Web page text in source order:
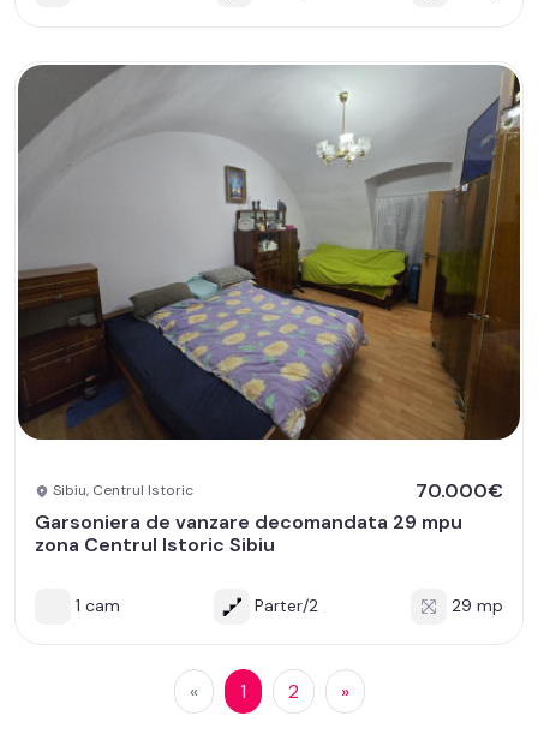
Sibiu, Centrul Istoric
70.000€
Garsoniera de vanzare decomandata 29 mpu
zona Centrul Istoric Sibiu
1 cam Parter/2 29 mp
« 1 2 »